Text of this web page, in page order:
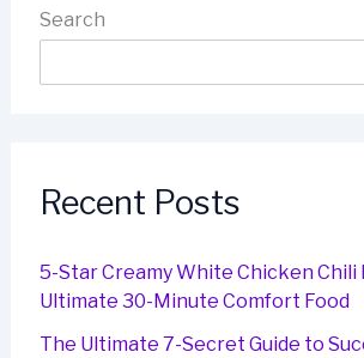
Search
Recent Posts
5-Star Creamy White Chicken Chili
Ultimate 30-Minute Comfort Food
The Ultimate 7-Secret Guide to